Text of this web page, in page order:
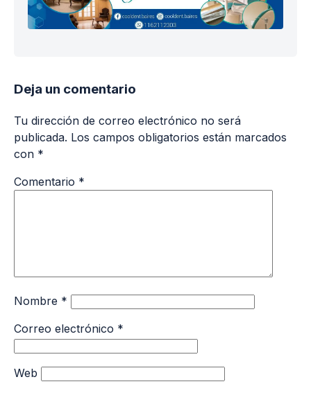
Deja un comentario
Tu dirección de correo electrónico no será
publicada. Los campos obligatorios están marcados
con *
Comentario *
Nombre *
Correo electrónico *
Web